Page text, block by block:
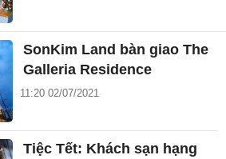
SonKim Land bàn giao The
Galleria Residence
11:20 02/07/2021
Tiệc Tết: Khách sạn hạng